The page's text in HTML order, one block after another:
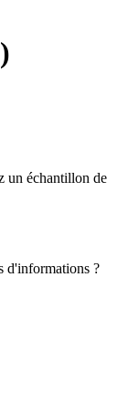
un échantillon de
d'informations ?